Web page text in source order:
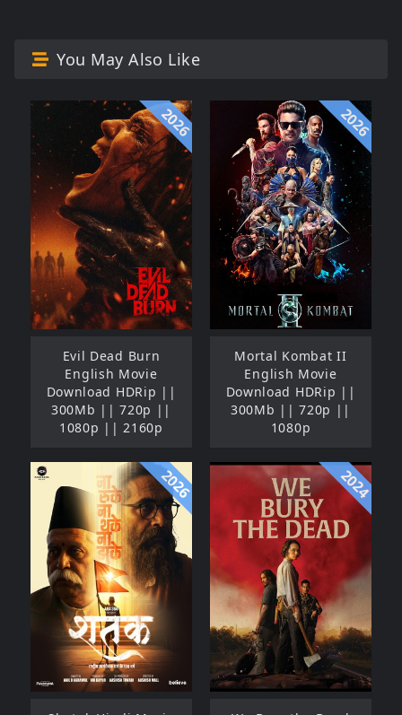
You May Also Like
2026
Evil Dead Burn
English Movie
Download HDRip ||
300Mb || 720p ||
1080p || 2160p
2026
Mortal Kombat II
English Movie
Download HDRip ||
300Mb || 720p ||
1080p
2026 2024